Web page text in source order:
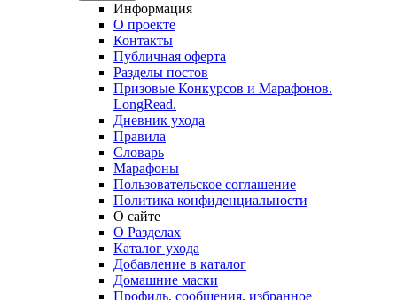
Информация
О проекте
Контакты
Публичная оферта
Разделы постов
Призовые Конкурсов и Марафонов.
LongRead.
Дневник ухода
Правила
Словарь
Марафоны
Пользовательское соглашение
Политика конфиденциальности
О сайте
О Разделах
Каталог ухода
Добавление в каталог
Домашние маски
Профиль, сообщения, избранное